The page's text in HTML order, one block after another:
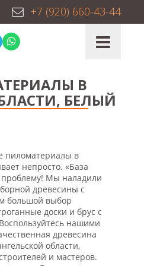
+7 (920) 660-43-44
В
БЕЛЫЙ
пиломатериалы в
непросто. «База
проблему! Мы наладили
древесины с
большой выбор
доски и брус с
нашими
древесина
области,
и мастеров.